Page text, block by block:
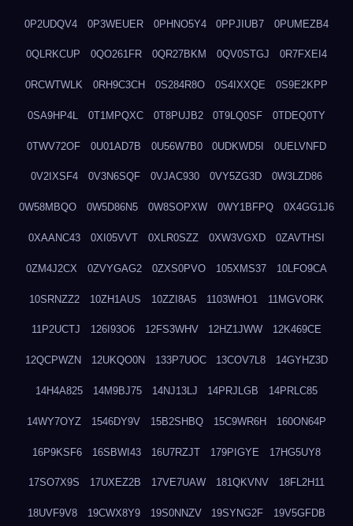
0P2UDQV4 0P3WEUER 0PHNO5Y4 0PPJIUB7 0PUMEZB4
0QLRKCUP 0QO261FR 0QR27BKM 0QV0STGJ 0R7FXEI4
0RCWTWLK 0RH9C3CH 0S284R8O 0S4IXXQE 0S9E2KPP
0SA9HP4L 0T1MPQXC 0T8PUJB2 0T9LQ0SF 0TDEQ0TY
0TWV72OF 0U01AD7B 0U56W7B0 0UDKWD5I 0UELVNFD
0V2IXSF4 0V3N6SQF 0VJAC930 0VY5ZG3D 0W3LZD86
0W58MBQO 0W5D86N5 0W8SOPXW 0WY1BFPQ 0X4GG1J6
0XAANC43 0XI05VVT 0XLR0SZZ 0XW3VGXD 0ZAVTHSI
0ZM4J2CX 0ZVYGAG2 0ZXS0PVO 105XMS37 10LFO9CA
10SRNZZ2 10ZH1AUS 10ZZI8A5 1103WHO1 11MGVORK
11P2UCTJ 126I93O6 12FS3WHV 12HZ1JWW 12K469CE
12QCPWZN 12UKQO0N 133P7UOC 13COV7L8 14GYHZ3D
14H4A825 14M9BJ75 14NJ13LJ 14PRJLGB 14PRLC85
14WY7OYZ 1546DY9V 15B2SHBQ 15C9WR6H 160ON64P
16P9KSF6 16SBWI43 16U7RZJT 179PIGYE 17HG5UY8
17SO7X9S 17UXEZ2B 17VE7UAW 181QKVNV 18FL2H11
18UVF9V8 19CWX8Y9 19S0NNZV 19SYNG2F 19V5GFDB